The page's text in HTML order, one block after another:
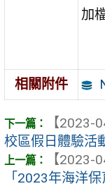
加
相關附件
【2023-
校區假日體驗活
【2023-
「2023年海洋